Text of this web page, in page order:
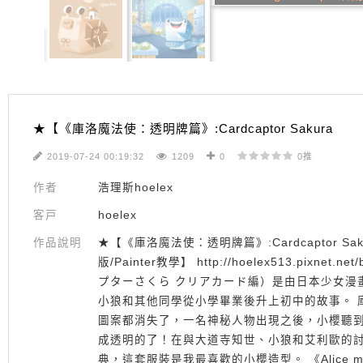
★【《庫洛魔法使：透明牌篇》:Cardcaptor Sakura
2019-07-24 00:19:32 1209 0 0推
作者 浩理斯hoelex
客戸 hoelex
作品說明
★【《庫洛魔法使：透明牌篇》:Cardcaptor
版/Painter教學】 http://hoelex513.pixnet.net/
プターさくら クリアカード編）是由日本少女
小狼和其他同學從小學畢業後升上初中的故事
圖案都消失了，一名神秘人物出現之後，小櫻聽
成透明的了！在與大道寺知世、小狼和艾利歐的
典，這套服裝是我最喜歡的小櫻造型。 《Alice